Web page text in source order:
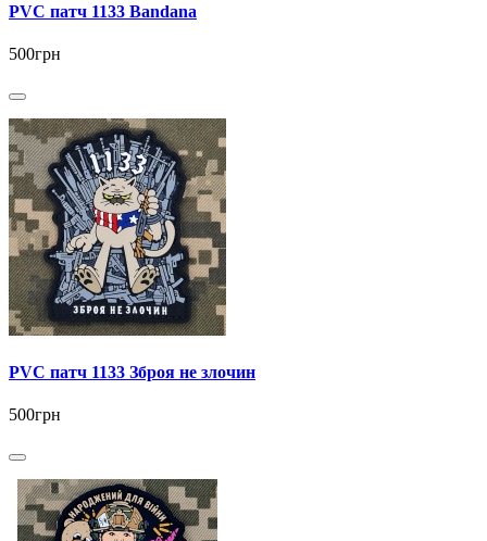
PVC патч 1133 Bandana
500грн
PVC патч 1133 Зброя не злочин
500грн